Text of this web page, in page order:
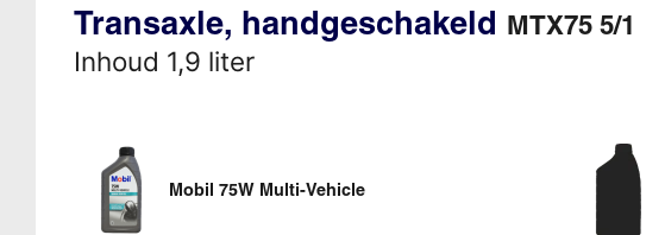
Transaxle, handgeschakeld MTX75 5/1
Inhoud 1,9 liter
Mobil 75W Multi-Vehicle